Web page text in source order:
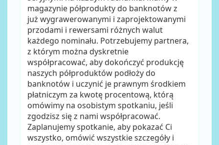
magazynie półprodukty do banknotów z
już wygrawerowanymi i zaprojektowanymi
przodami i rewersami różnych walut
każdego nominału. Potrzebujemy partnera,
z którym można dyskretnie
współpracować, aby dokończyć produkcję
naszych półproduktów podłoży do
banknotów i uczynić je prawnym środkiem
płatniczym za kwotę procentową, którą
omówimy na osobistym spotkaniu, jeśli
zgodzisz się z nami współpracować.
Zaplanujemy spotkanie, aby pokazać Ci
wszystko, omówić wszystkie szczegóły i